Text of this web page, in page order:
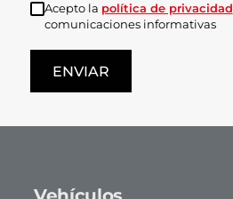
Acepto la política de privacidad
comunicaciones informativas
ENVIAR